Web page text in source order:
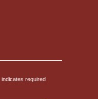
indicates required